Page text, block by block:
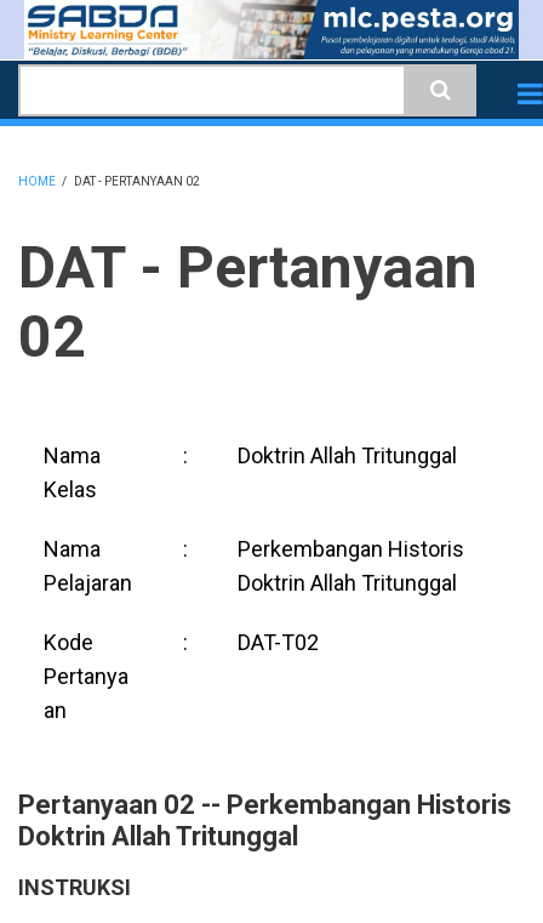
Skip
content
HOME / DAT - PERTANYAAN 02
DAT - Pertanyaan
02
Nama
Kelas
: Doktrin Allah Tritunggal
Nama
Pelajaran
:
Perkembangan Historis
Doktrin Allah Tritunggal
Kode
Pertanya
an
: DAT-T02
Pertanyaan 02 -- Perkembangan Historis
Doktrin Allah Tritunggal
INSTRUKSI